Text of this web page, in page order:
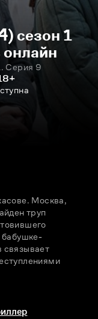
сезон 1
онлайн
Серия 9
Москва,
труп
бабушке-
связывает